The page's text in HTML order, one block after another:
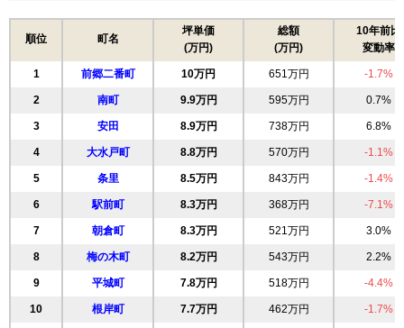
順位 町名
坪単価
(万円)
総額
(万円)
10年前比
変動率
1 前郷二番町 10万円 651万円 -1.7%
2 南町 9.9万円 595万円 0.7%
3 安田 8.9万円 738万円 6.8%
4 大水戸町 8.8万円 570万円 -1.1%
5 条里 8.5万円 843万円 -1.4%
6 駅前町 8.3万円 368万円 -7.1%
7 朝倉町 8.3万円 521万円 3.0%
8 梅の木町 8.2万円 543万円 2.2%
9 平城町 7.8万円 518万円 -4.4%
10 根岸町 7.7万円 462万円 -1.7%